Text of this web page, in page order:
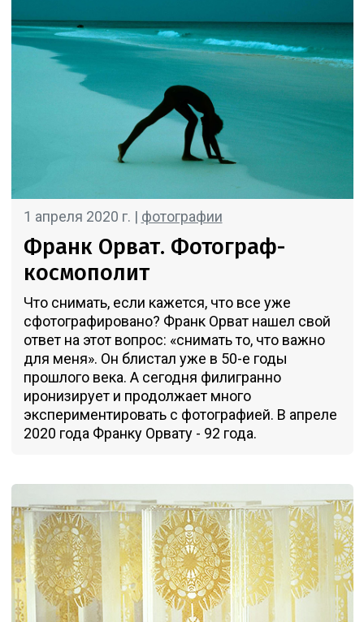
1 апреля 2020 г. | фотографии
Франк Орват. Фотограф-
космополит
Что снимать, если кажется, что все уже
сфотографировано? Франк Орват нашел свой
ответ на этот вопрос: «снимать то, что важно
для меня». Он блистал уже в 50-е годы
прошлого века. А сегодня филигранно
иронизирует и продолжает много
экспериментировать с фотографией. В апреле
2020 года Франку Орвату - 92 года.